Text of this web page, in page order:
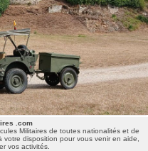
.com
Militaires de toutes nationalités et de
disposition pour vous venir en aide,
vos activités.